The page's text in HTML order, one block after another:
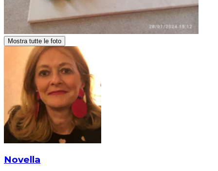
Mostra tutte le foto
Novella